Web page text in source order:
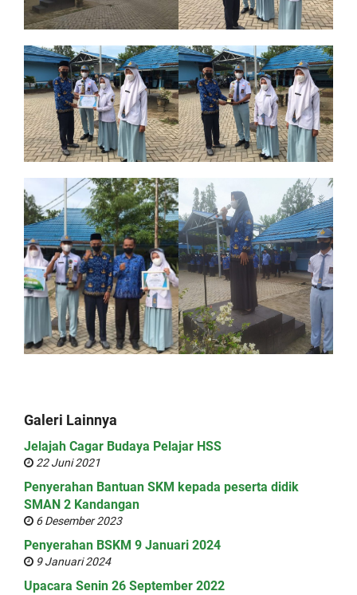
Galeri Lainnya
Jelajah Cagar Budaya Pelajar HSS
22 Juni 2021
Penyerahan Bantuan SKM kepada peserta didik
SMAN 2 Kandangan
6 Desember 2023
Penyerahan BSKM 9 Januari 2024
9 Januari 2024
Upacara Senin 26 September 2022